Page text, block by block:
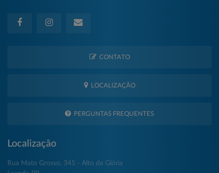
CONTATO
LOCALIZAÇÃO
PERGUNTAS FREQUENTES
Localização
Rua Mato Grosso, 345 - Alto da Glória